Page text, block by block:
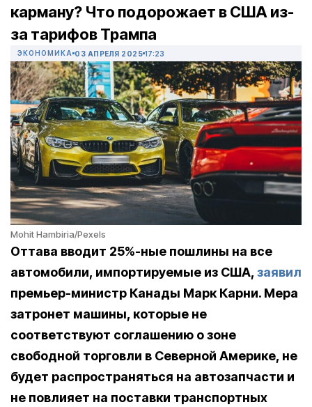
карману? Что подорожает в США из-
за тарифов Трампа
ЭКОНОМИКА 03 АПРЕЛЯ 2025 17:23
Mohit Hambiria/Pexels
Оттава вводит 25%-ные пошлины на все
автомобили, импортируемые из США, заявил
премьер-министр Канады Марк Карни. Мера
затронет машины, которые не
соответствуют соглашению о зоне
свободной торговли в Северной Америке, не
будет распространяться на автозапчасти и
не повлияет на поставки транспортных